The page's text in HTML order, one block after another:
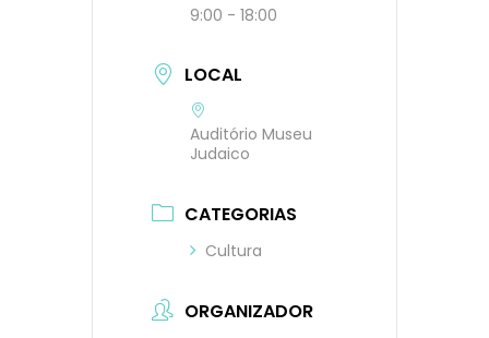
9:00 - 18:00
LOCAL
Auditório Museu
Judaico
CATEGORIAS
Cultura
ORGANIZADOR